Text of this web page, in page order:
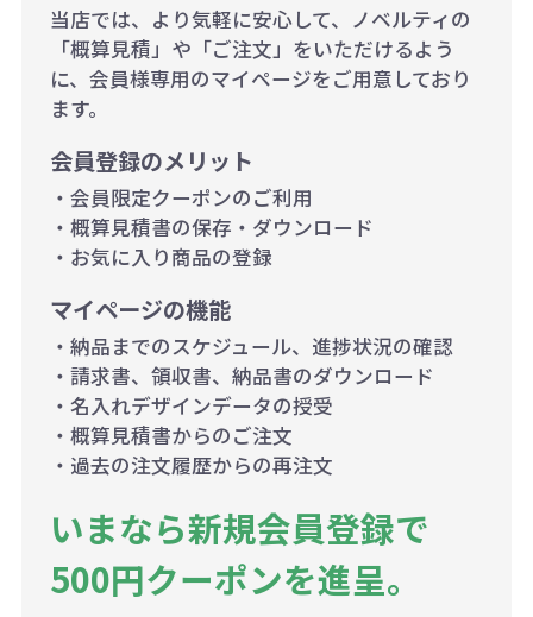
当店では、より気軽に安心して、ノベルティの
「概算見積」や「ご注文」をいただけるよう
に、会員様専用のマイページをご用意しており
ます。
会員登録のメリット
・会員限定クーポンのご利用
・概算見積書の保存・ダウンロード
・お気に入り商品の登録
マイページの機能
・納品までのスケジュール、進捗状況の確認
・請求書、領収書、納品書のダウンロード
・名入れデザインデータの授受
・概算見積書からのご注文
・過去の注文履歴からの再注文
いまなら新規会員登録で
500円クーポンを進呈。